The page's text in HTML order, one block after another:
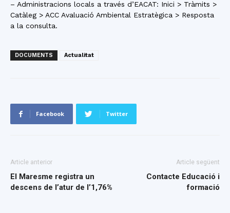
– Administracions locals a través d’EACAT: Inici > Tràmits >
Catàleg > ACC Avaluació Ambiental Estratègica > Resposta
a la consulta.
DOCUMENTS Actualitat
Facebook Twitter
Article anterior
El Maresme registra un
descens de l’atur de l’1,76%
Article següent
Contacte Educació i
formació